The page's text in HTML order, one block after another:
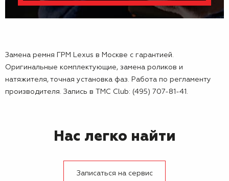
Замена ремня ГРМ Lexus в Москве с гарантией.
Оригинальные комплектующие, замена роликов и
натяжителя, точная установка фаз. Работа по регламенту
производителя. Запись в TMC Club: (495) 707-81-41.
Нас легко найти
Записаться на сервис